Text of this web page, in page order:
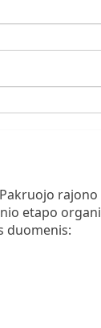
etapo
duomenis: